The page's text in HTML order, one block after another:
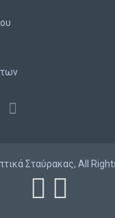
Σταύρακας, All